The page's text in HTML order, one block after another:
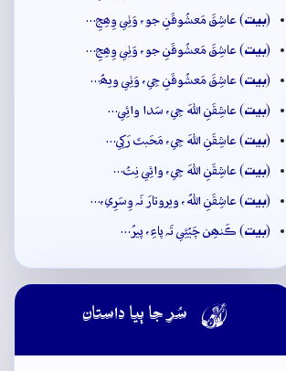
(بيت) عاشِقَ مَعشُوقَنِ جو، وَٺِي وِھِجِ…
(بيت) عاشِقَ مَعشُوقَنِ جو، وَٺِي وِھِجِ…
(بيت) عاشِقَ مَعشُوقَنِ جِي، وَٺِي ويھُ…
(بيت) عاشِقَنِ اللهَ جِي، سَدا وائِي…
(بيت) عاشِقَنِ اللهَ جِي، مَحَبتَ رَکِي…
(بيت) عاشِقَنِ اللهَ جِي، وائِي نِتُ…
(بيت) عاشِقَنِ اللهُ، ويروتارَ نَہ وِسَرِي،…
(بيت) ڪَنھِن چَيُئِي تَہ پاءِ، پيرُ…
 سُر جا ٻيا داستان